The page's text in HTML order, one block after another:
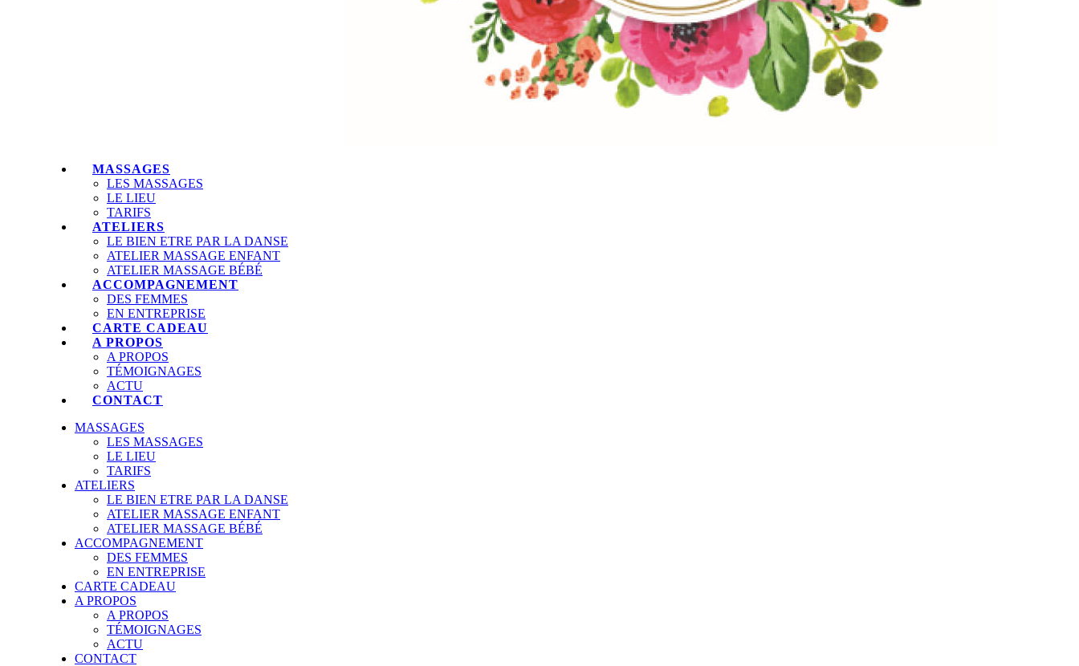
MASSAGES
LES MASSAGES
LE LIEU
TARIFS
ATELIERS
LE BIEN ETRE PAR LA DANSE
ATELIER MASSAGE ENFANT
ATELIER MASSAGE BÉBÉ
ACCOMPAGNEMENT
DES FEMMES
EN ENTREPRISE
CARTE CADEAU
A PROPOS
A PROPOS
TÉMOIGNAGES
ACTU
CONTACT
MASSAGES
LES MASSAGES
LE LIEU
TARIFS
ATELIERS
LE BIEN ETRE PAR LA DANSE
ATELIER MASSAGE ENFANT
ATELIER MASSAGE BÉBÉ
ACCOMPAGNEMENT
DES FEMMES
EN ENTREPRISE
CARTE CADEAU
A PROPOS
A PROPOS
TÉMOIGNAGES
ACTU
CONTACT